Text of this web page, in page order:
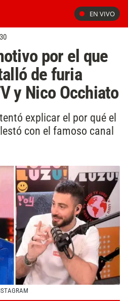
EN VIVO
por el que
de furia
y Nico Occhiato
explicar el por qué el
con el famoso canal